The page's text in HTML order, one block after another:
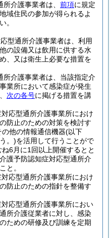
介護事業者は、 前項に規定
域住民の参加が得られるよ
。
型通所介護事業者は、利用
の設備又は飲用に供する水
、又は衛生上必要な措置を
所介護事業者は、当該指定介
業所において感染症が発生
次の各号に掲げる措置を講
応型通所介護事業所におけ
防止のための対策を検討す
他の情報通信機器(以下
。)を活用して行うことがで
ね6月に1回以上開催するとと
護予防認知症対応型通所介
と。
応型通所介護事業所におけ
防止のための指針を整備す
応型通所介護事業所におい
所介護従業者に対し、感染
ための研修及び訓練を定期